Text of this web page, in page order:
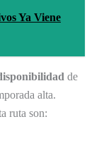
Ya Viene
de
alta.
ruta son: